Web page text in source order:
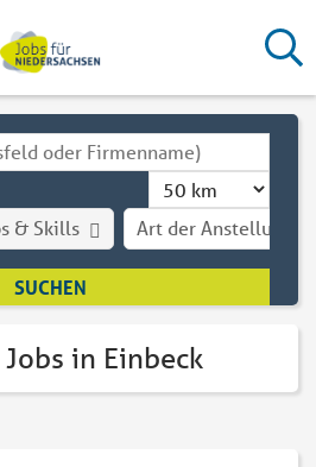
Art der Anstellung
& Skills
in Einbeck